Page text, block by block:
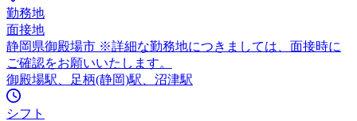
勤務地
面接地
静岡県御殿場市 ※詳細な勤務地につきましては、面接時に
ご確認をお願いいたします。
御殿場駅、足柄(静岡)駅、沼津駅
シフト